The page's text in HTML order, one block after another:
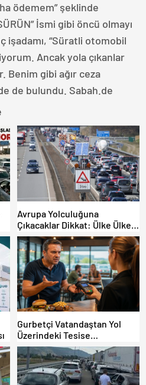
ödemem” şeklinde
İsmi gibi öncü olmayı
işadamı, “Süratli otomobil
Ancak yola çıkanlar
Benim gibi ağır ceza
de bulundu. Sabah.de
Avrupa Yolculuğuna
Çıkacaklar Dikkat: Ülke Ülke
Güncel Trafik Kuralları,
Avrupa Otoyol Hız Limitleri
Gurbetçi Vatandaştan Yol
Üzerindeki Tesise
Dolandırıcılık İddiası:
“Hesabınızı Mutlaka Kontrol
Edin”